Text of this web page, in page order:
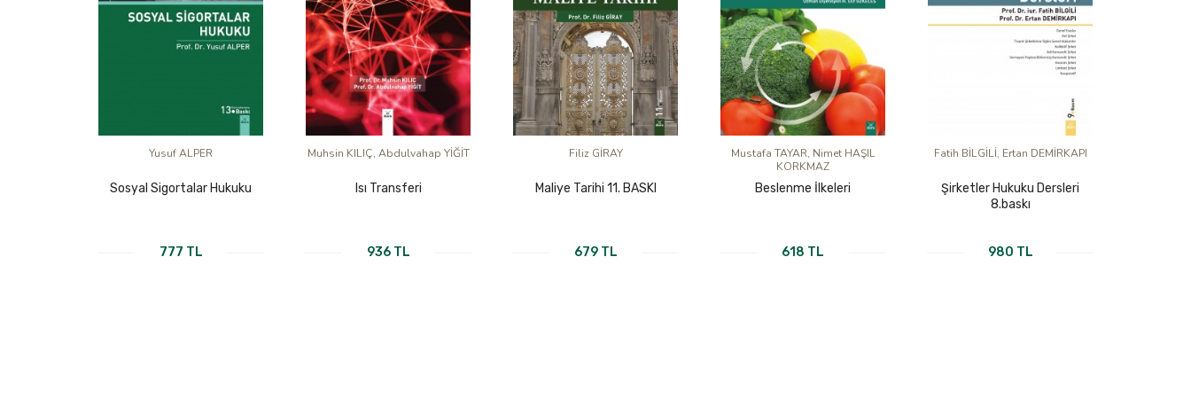
Yusuf ALPER
Sosyal Sigortalar Hukuku
777 TL
Muhsin KILIÇ, Abdulvahap YİĞİT
Isı Transferi
936 TL
Filiz GİRAY
Maliye Tarihi 11. BASKI
679 TL
Mustafa TAYAR, Nimet HAŞIL
KORKMAZ
Beslenme İlkeleri
618 TL
Fatih BİLGİLİ, Ertan DEMİRKAPI
Şirketler Hukuku Dersleri
8.baskı
980 TL